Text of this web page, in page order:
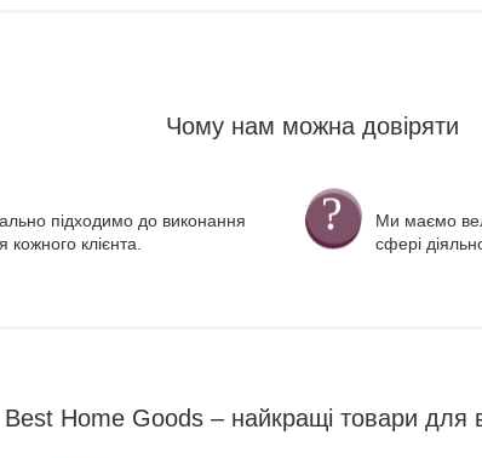
Чому нам можна довіряти
підходимо до виконання
клієнта.
Ми маємо
сфері
Best Home Goods – найкращі товари для